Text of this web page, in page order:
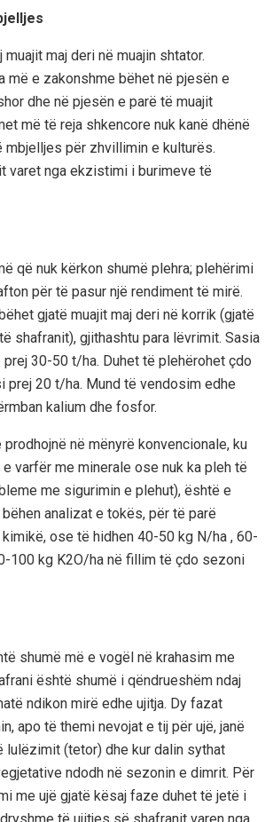
maj deri në muajin shtator.
më e zakonshme bëhet në pjesën e
dhe në pjesën e parë të muajit
më të reja shkencore nuk kanë dhënë
për zhvillimin e kulturës.
varet nga ekzistimi i burimeve të
që nuk kërkon shumë plehra; plehërimi
për të pasur një rendiment të mirë.
gjatë muajit maj deri në korrik (gjatë
shafranit), gjithashtu para lëvrimit. Sasia
30-50 t/ha. Duhet të plehërohet çdo
prej 20 t/ha. Mund të vendosim edhe
kalium dhe fosfor.
prodhojnë në mënyrë konvencionale, ku
varfër me minerale ose nuk ka pleh të
me sigurimin e plehut), është e
analizat e tokës, për të parë
ose të hidhen 40-50 kg N/ha , 60-
100 kg K2O/ha në fillim të çdo sezoni
shumë më e vogël në krahasim me
është shumë i qëndrueshëm ndaj
ndikon mirë edhe ujitja. Dy fazat
apo të themi nevojat e tij për ujë, janë
lulëzimit (tetor) dhe kur dalin sythat
ndodh në sezonin e dimrit. Për
me ujë gjatë kësaj faze duhet të jetë i